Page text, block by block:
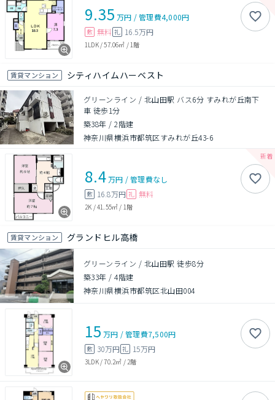
9.35 万円 /管理費4,000円
敷 無料 礼 16.5万円
1LDK/57.06㎡ / 1階
賃貸マンション シティハイムハーベスト
グリーンライン / 北山田駅 バス6分 すみれが丘南下
車 徒歩1分
築38年 /2階建
神奈川県横浜市都筑区すみれが丘43-6
8.4万円 /管理費なし
敷 16.8万円 礼 無料
2K /41.55㎡ / 1階
賃貸マンション グランドヒル高橋
グリーンライン / 北山田駅 徒歩8分
築33年 /4階建
神奈川県横浜市都筑区北山田004
15 万円 /管理費7,500円
敷 30万円 礼 15万円
3LDK/70.2㎡ / 2階